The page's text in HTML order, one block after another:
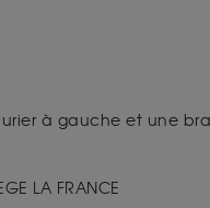
à gauche et une
LA FRANCE